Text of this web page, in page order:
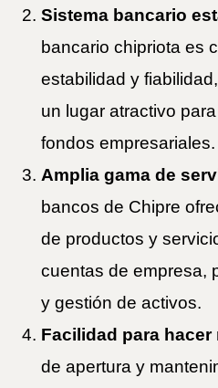
Sistema bancario
bancario chipriota es
estabilidad y
un lugar atractivo
fondos empresariales.
Amplia gama de
bancos de Chipre
de productos y
cuentas de empresa,
y gestión de activos.
Facilidad para hacer
de apertura y